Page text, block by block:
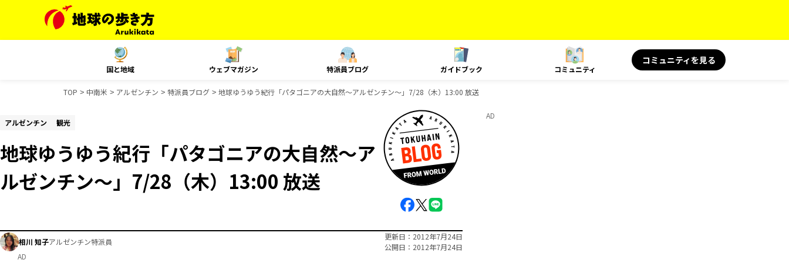
国と地域 ウェブマガジン 特派員ブログ ガイドブック コミュニティ
コミュニティを見る
TOP 中南米 アルゼンチン 特派員ブログ 地球ゆうゆう紀行「パタゴニアの大自然～アルゼンチン～」7/28（木）13:00 放送
アルゼンチン 観光
地球ゆうゆう紀行「パタゴニアの大自然～ア
ルゼンチン～」7/28（木）13:00 放送
相川 知子アルゼンチン特派員
更新日
2012年7月24日
公開日
2012年7月24日
AD
AD